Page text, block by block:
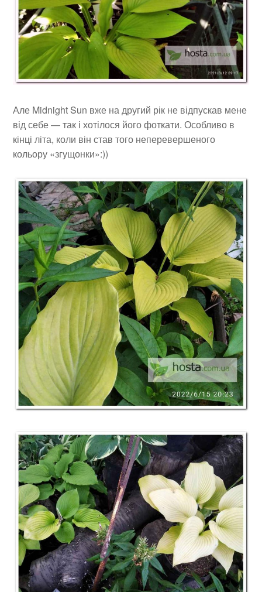
Але Midnight Sun вже на другий рік не відпускав мене
від себе — так і хотілося його фоткати. Особливо в
кінці літа, коли він став того неперевершеного
кольору «згущонки»:))